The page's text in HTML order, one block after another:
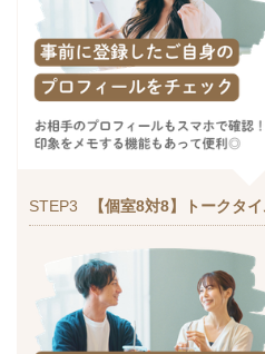
STEP3 【個室8対8】トークタ